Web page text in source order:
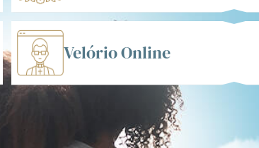
Velório Online